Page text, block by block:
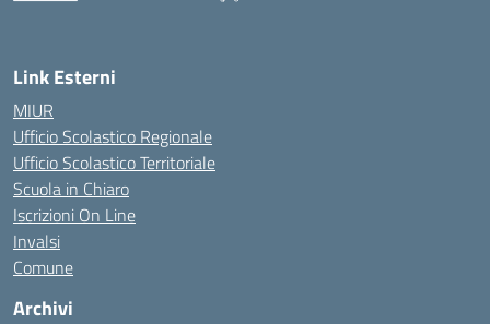
Link Esterni
MIUR
Ufficio Scolastico Regionale
Ufficio Scolastico Territoriale
Scuola in Chiaro
Iscrizioni On Line
Invalsi
Comune
Archivi